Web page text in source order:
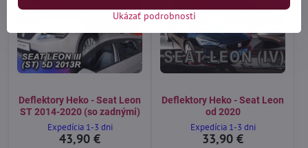
Deflektory Heko - Seat Leon
ST 2014-2020 (so zadnými)
Expedícia 1-3 dni
43,90 €
Deflektory Heko - Seat Leon
od 2020
Expedícia 1-3 dni
33,90 €
Ukázať podrobnosti